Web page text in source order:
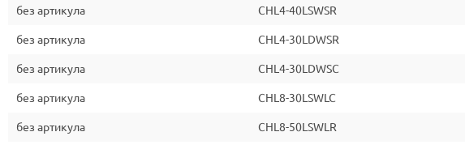
без артикула CHL4-40LSWSR
без артикула CHL4-30LDWSR
без артикула CHL4-30LDWSC
без артикула CHL8-30LSWLC
без артикула CHL8-50LSWLR